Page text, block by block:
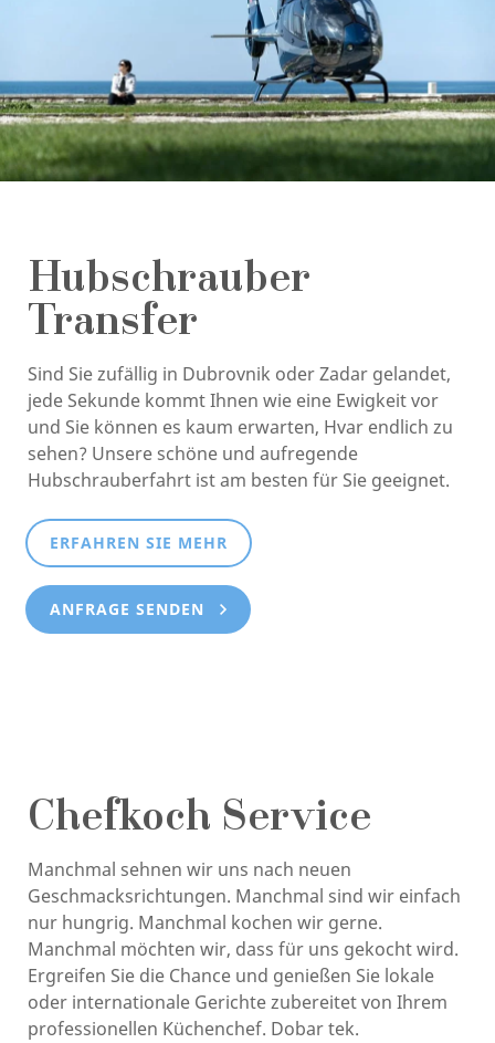
Hubschrauber
Transfer
Sind Sie zufällig in Dubrovnik oder Zadar gelandet,
jede Sekunde kommt Ihnen wie eine Ewigkeit vor
und Sie können es kaum erwarten, Hvar endlich zu
sehen? Unsere schöne und aufregende
Hubschrauberfahrt ist am besten für Sie geeignet.
ERFAHREN SIE MEHR
ANFRAGE SENDEN
Chefkoch Service
Manchmal sehnen wir uns nach neuen
Geschmacksrichtungen. Manchmal sind wir einfach
nur hungrig. Manchmal kochen wir gerne.
Manchmal möchten wir, dass für uns gekocht wird.
Ergreifen Sie die Chance und genießen Sie lokale
oder internationale Gerichte zubereitet von Ihrem
professionellen Küchenchef. Dobar tek.